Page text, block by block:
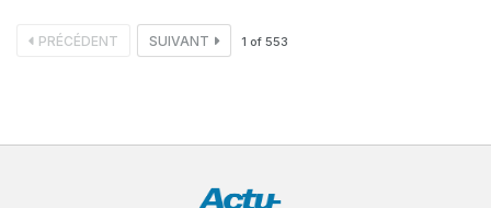
PRÉCÉDENT SUIVANT 1 of 553